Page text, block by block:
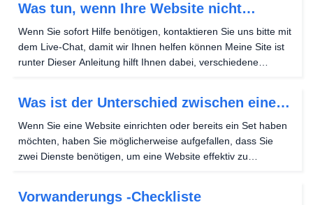
Was tun, wenn Ihre Website nicht
verfügbar ist?
Wenn Sie sofort Hilfe benötigen, kontaktieren Sie uns bitte mit
dem Live-Chat, damit wir Ihnen helfen können Meine Site ist
runter Dieser Anleitung hilft Ihnen dabei, verschiedene
Was ist der Unterschied zwischen einer
Domäne und einer Website?
Wenn Sie eine Website einrichten oder bereits ein Set haben
möchten, haben Sie möglicherweise aufgefallen, dass Sie
zwei Dienste benötigen, um eine Website effektiv zu
Vorwanderungs -Checkliste